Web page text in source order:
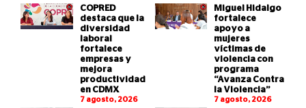
COPRED
destaca que la
diversidad
laboral
fortalece
empresas y
mejora
productividad
en CDMX
7 agosto, 2026
Miguel Hidalgo
fortalece
apoyo a
mujeres
víctimas de
violencia con
programa
“Avanza Contra
la Violencia”
7 agosto, 2026